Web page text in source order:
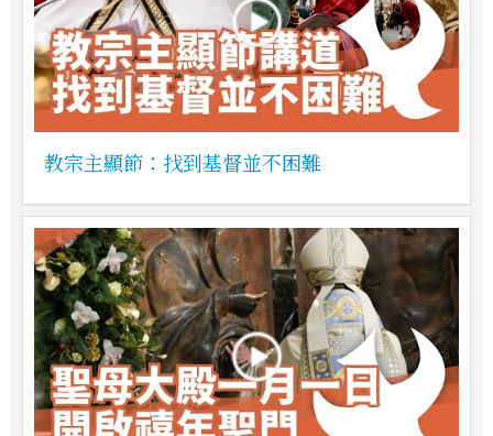
教宗主顯節：找到基督並不困難